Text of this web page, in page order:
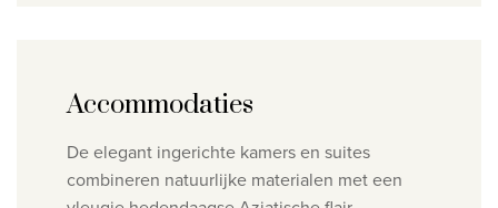
Accommodaties
De elegant ingerichte kamers en suites
combineren natuurlijke materialen met een